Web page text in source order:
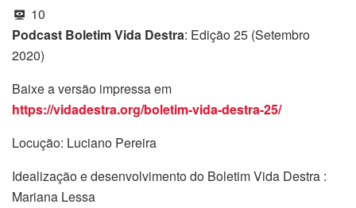
10
Podcast Boletim Vida Destra: Edição 25 (Setembro
2020)
Baixe a versão impressa em
https://vidadestra.org/boletim-vida-destra-25/
Locução: Luciano Pereira
Idealização e desenvolvimento do Boletim Vida Destra :
Mariana Lessa